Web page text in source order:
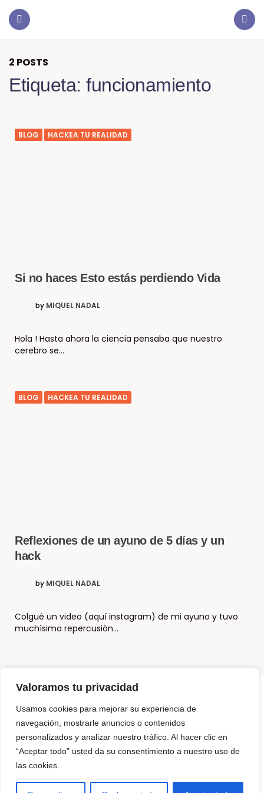
Valoramos tu privacidad
Usamos cookies para mejorar su experiencia de
navegación, mostrarle anuncios o contenidos
personalizados y analizar nuestro tráfico. Al hacer clic en
“Aceptar todo” usted da su consentimiento a nuestro uso de
las cookies.
2 POSTS
Etiqueta: funcionamiento
BLOG HACKEA TU REALIDAD
Si no haces Esto estás perdiendo Vida
by MIQUEL NADAL
Hola ! Hasta ahora la ciencia pensaba que nuestro
cerebro se…
BLOG HACKEA TU REALIDAD
Reflexiones de un ayuno de 5 días y un
hack
by MIQUEL NADAL
Colgué un video (aquí instagram) de mi ayuno y tuvo
muchísima repercusión…
© Copyright El Método Neurohacking®
¿Que es Neurohacking? y ¿Cómo puedo usarlo?
NeuroTechZen – La diferencia
Productos para programar tu mente Contáctanos